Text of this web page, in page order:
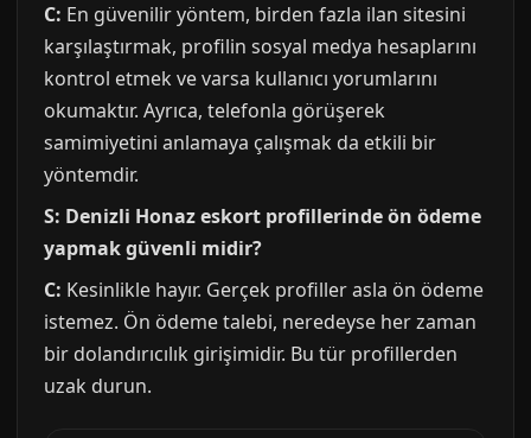
C: En güvenilir yöntem, birden fazla ilan sitesini
karşılaştırmak, profilin sosyal medya hesaplarını
kontrol etmek ve varsa kullanıcı yorumlarını
okumaktır. Ayrıca, telefonla görüşerek
samimiyetini anlamaya çalışmak da etkili bir
yöntemdir.
S: Denizli Honaz eskort profillerinde ön ödeme
yapmak güvenli midir?
C: Kesinlikle hayır. Gerçek profiller asla ön ödeme
istemez. Ön ödeme talebi, neredeyse her zaman
bir dolandırıcılık girişimidir. Bu tür profillerden
uzak durun.